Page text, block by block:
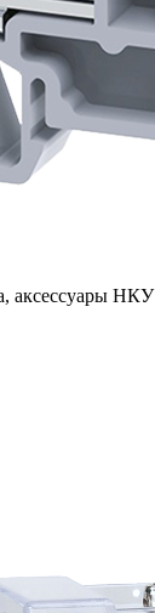
аксессуары НКУ